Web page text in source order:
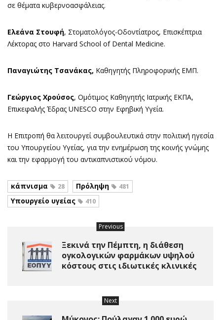
σε θέματα κυβερνοασφάλειας.
Ελεάνα Στουφή, Στοματολόγος-Οδοντίατρος, Επισκέπτρια
Λέκτορας στο Harvard School of Dental Medicine.
Παναγιώτης Τσανάκας, Καθηγητής Πληροφορικής ΕΜΠ.
Γεώργιος Χρούσος, Ομότιμος Καθηγητής Ιατρικής ΕΚΠΑ,
Επικεφαλής Έδρας UNESCO στην Εφηβική Υγεία.
Η Επιτροπή θα λειτουργεί συμβουλευτικά στην πολιτική ηγεσία
του Υπουργείου Υγείας, για την ενημέρωση της κοινής γνώμης
και την εφαρμογή του αντικαπνιστικού νόμου.
κάπνισμα 28 Πρόληψη 481
Υπουργείο υγείας 410
Previous
Ξεκινά την Πέμπτη, η διάθεση
ογκολογικών φαρμάκων υψηλού
κόστους στις ιδιωτικές κλινικές
Next